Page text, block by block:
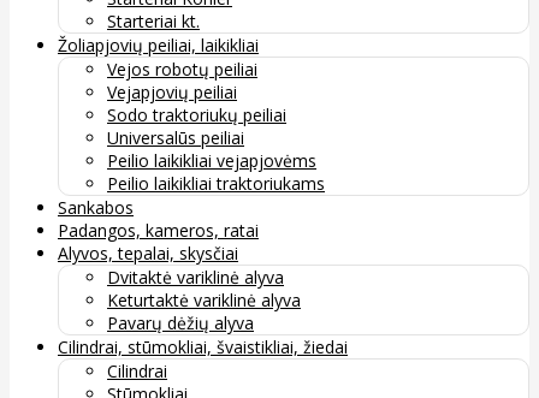
Starteriai kt.
Žoliapjovių peiliai, laikikliai
Vejos robotų peiliai
Vejapjovių peiliai
Sodo traktoriukų peiliai
Universalūs peiliai
Peilio laikikliai vejapjovėms
Peilio laikikliai traktoriukams
Sankabos
Padangos, kameros, ratai
Alyvos, tepalai, skysčiai
Dvitaktė variklinė alyva
Keturtaktė variklinė alyva
Pavarų dėžių alyva
Cilindrai, stūmokliai, švaistikliai, žiedai
Cilindrai
Stūmokliai